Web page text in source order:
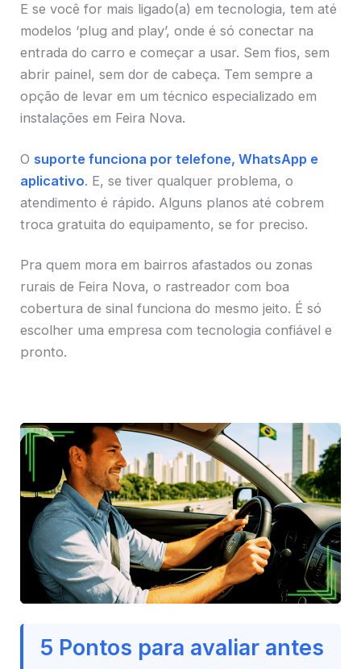
E se você for mais ligado(a) em tecnologia, tem até
modelos ‘plug and play’, onde é só conectar na
entrada do carro e começar a usar. Sem fios, sem
abrir painel, sem dor de cabeça. Tem sempre a
opção de levar em um técnico especializado em
instalações em Feira Nova.
O suporte funciona por telefone, WhatsApp e
aplicativo. E, se tiver qualquer problema, o
atendimento é rápido. Alguns planos até cobrem
troca gratuita do equipamento, se for preciso.
Pra quem mora em bairros afastados ou zonas
rurais de Feira Nova, o rastreador com boa
cobertura de sinal funciona do mesmo jeito. É só
escolher uma empresa com tecnologia confiável e
pronto.
5 Pontos para avaliar antes